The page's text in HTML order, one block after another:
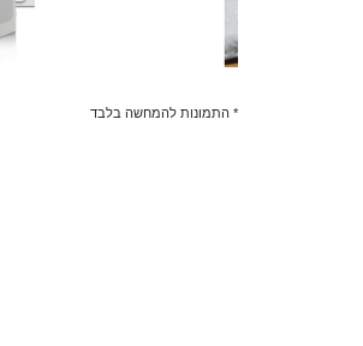
* התמונות להמחשה בלבד